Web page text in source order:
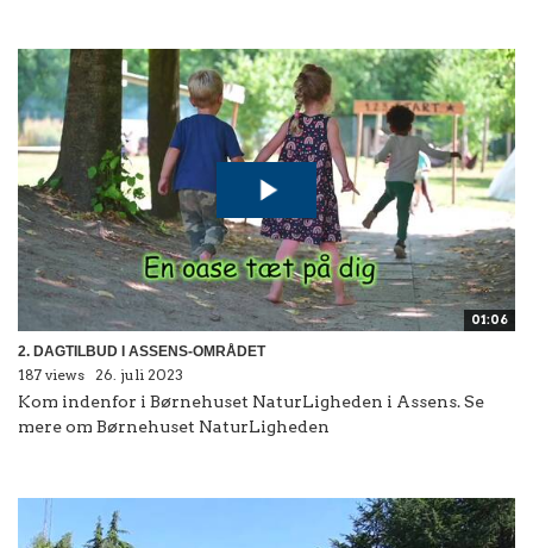
01:06
2. DAGTILBUD I ASSENS-OMRÅDET
187 views 26. juli 2023
Kom indenfor i Børnehuset NaturLigheden i Assens. Se
mere om Børnehuset NaturLigheden